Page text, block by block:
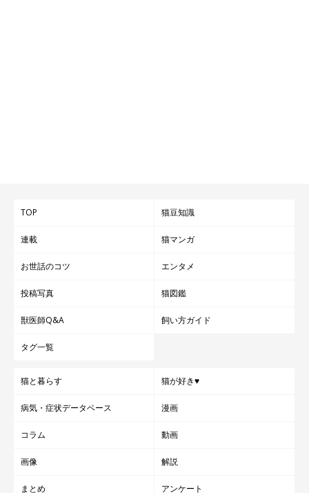
TOP 猫豆知識
連載 猫マンガ
お世話のコツ エンタメ
投稿写真 猫図鑑
獣医師Q&A 飼い方ガイド
タグ一覧
猫と暮らす 猫が好き♥
病気・症状データベース 漫画
コラム 動画
画像 解説
まとめ アンケート